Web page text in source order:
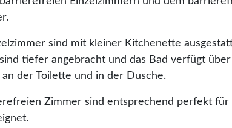
sind mit kleiner Kitchenette
tiefer angebracht und das Bad verfügt über
an der Toilette und in der Dusche.
Zimmer sind entsprechend perfekt für